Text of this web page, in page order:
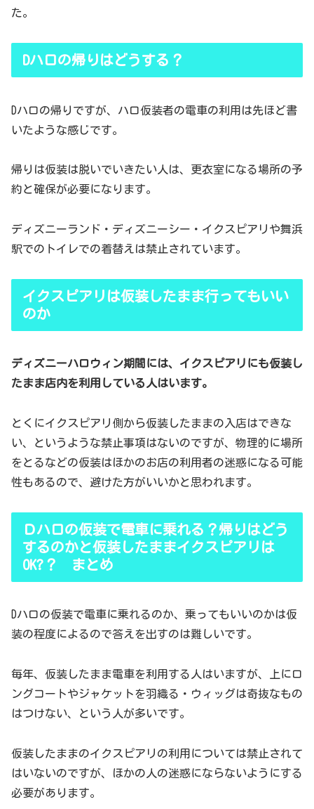
た。
Dハロの帰りはどうする？
Dハロの帰りですが、ハロ仮装者の電車の利用は先ほど書
いたような感じです。
帰りは仮装は脱いでいきたい人は、更衣室になる場所の予
約と確保が必要になります。
ディズニーランド・ディズニーシー・イクスピアリや舞浜
駅でのトイレでの着替えは禁止されています。
イクスピアリは仮装したまま行ってもいい
のか
ディズニーハロウィン期間には、イクスピアリにも仮装し
たまま店内を利用している人はいます。
とくにイクスピアリ側から仮装したままの入店はできな
い、というような禁止事項はないのですが、物理的に場所
をとるなどの仮装はほかのお店の利用者の迷惑になる可能
性もあるので、避けた方がいいかと思われます。
Ｄハロの仮装で電車に乗れる？帰りはどう
するのかと仮装したままイクスピアリは
OK?？ まとめ
Dハロの仮装で電車に乗れるのか、乗ってもいいのかは仮
装の程度によるので答えを出すのは難しいです。
毎年、仮装したまま電車を利用する人はいますが、上にロ
ングコートやジャケットを羽織る・ウィッグは奇抜なもの
はつけない、という人が多いです。
仮装したままのイクスピアリの利用については禁止されて
はいないのですが、ほかの人の迷惑にならないようにする
必要があります。